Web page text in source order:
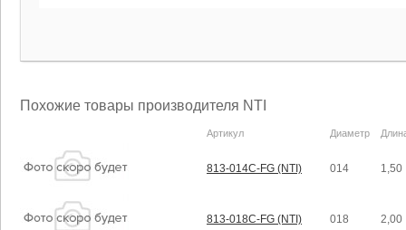
Похожие товары производителя NTI
Артикул Диаметр
813-014C-FG (NTI) 014 1,50
813-018C-FG (NTI) 018 2,00